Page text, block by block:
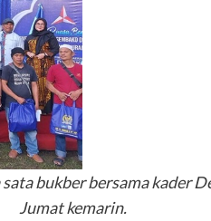
bukber bersama kader
Jumat kemarin.